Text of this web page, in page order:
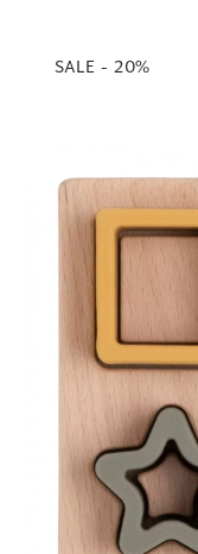
SALE - 20%